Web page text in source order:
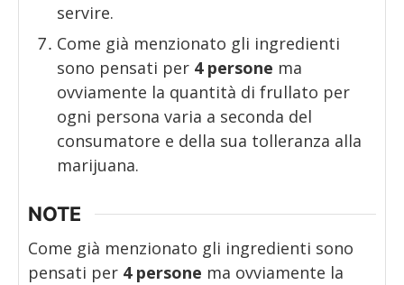
servire.
Come già menzionato gli ingredienti
sono pensati per 4 persone ma
ovviamente la quantità di frullato per
ogni persona varia a seconda del
consumatore e della sua tolleranza alla
marijuana.
NOTE
Come già menzionato gli ingredienti sono
pensati per 4 persone ma ovviamente la